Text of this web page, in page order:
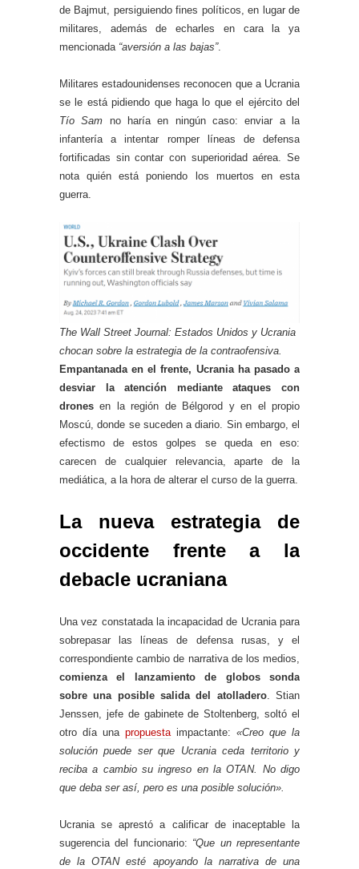
de Bajmut, persiguiendo fines políticos, en lugar de
militares, además de echarles en cara la ya
mencionada “aversión a las bajas”.
Militares estadounidenses reconocen que a Ucrania
se le está pidiendo que haga lo que el ejército del
Tío Sam no haría en ningún caso: enviar a la
infantería a intentar romper líneas de defensa
fortificadas sin contar con superioridad aérea. Se
nota quién está poniendo los muertos en esta
guerra.
The Wall Street Journal: Estados Unidos y Ucrania
chocan sobre la estrategia de la contraofensiva.
Empantanada en el frente, Ucrania ha pasado a
desviar la atención mediante ataques con
drones en la región de Bélgorod y en el propio
Moscú, donde se suceden a diario. Sin embargo, el
efectismo de estos golpes se queda en eso:
carecen de cualquier relevancia, aparte de la
mediática, a la hora de alterar el curso de la guerra.
La nueva estrategia de
occidente frente a la
debacle ucraniana
Una vez constatada la incapacidad de Ucrania para
sobrepasar las líneas de defensa rusas, y el
correspondiente cambio de narrativa de los medios,
comienza el lanzamiento de globos sonda
sobre una posible salida del atolladero. Stian
Jenssen, jefe de gabinete de Stoltenberg, soltó el
otro día una propuestaimpactante: «Creo que la
solución puede ser que Ucrania ceda territorio y
reciba a cambio su ingreso en la OTAN. No digo
que deba ser así, pero es una posible solución».
Ucrania se aprestó a calificar de inaceptable la
sugerencia del funcionario: “Que un representante
de la OTAN esté apoyando la narrativa de una